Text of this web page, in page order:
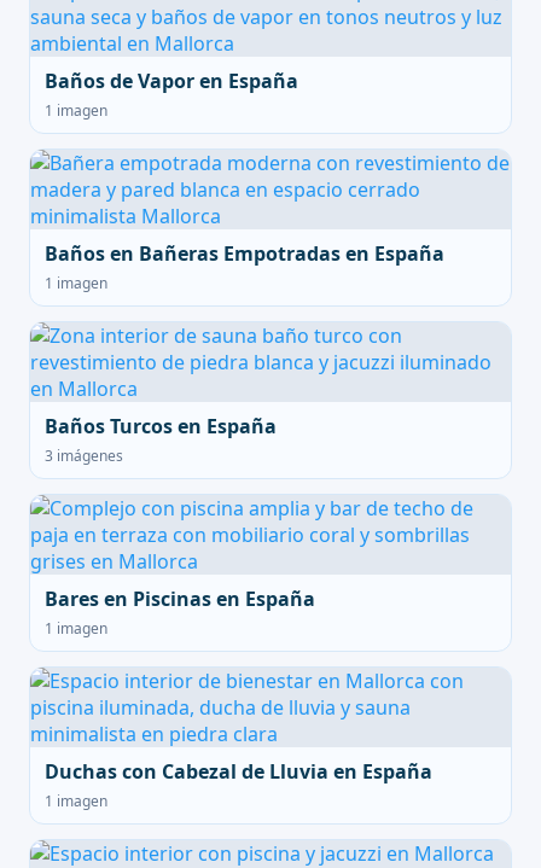
Baños de Vapor en España
1 imagen
Baños en Bañeras Empotradas en España
1 imagen
Baños Turcos en España
3 imágenes
Bares en Piscinas en España
1 imagen
Duchas con Cabezal de Lluvia en España
1 imagen